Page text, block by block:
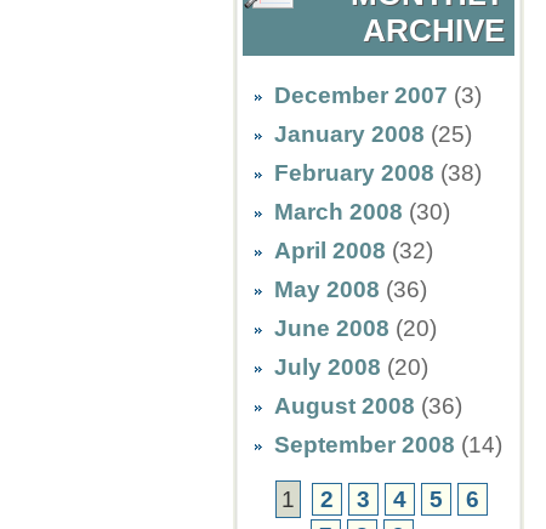
ARCHIVE
December 2007 (3)
January 2008 (25)
February 2008 (38)
March 2008 (30)
April 2008 (32)
May 2008 (36)
June 2008 (20)
July 2008 (20)
August 2008 (36)
September 2008 (14)
1 2 3 4 5
6